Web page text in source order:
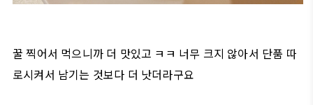
꿀 찍어서 먹으니까 더 맛있고 ㅋㅋ 너무 크지 않아서 단품 따
로시켜서 남기는 것보다 더 낫더라구요